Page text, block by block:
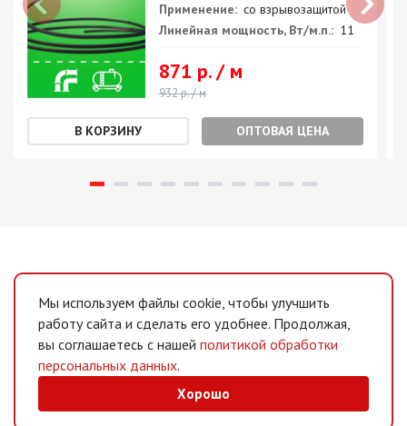
Применение: со взрывозащитой
Линейная мощность, Вт/м.п.: 11
871 р. / м
932 р. / м
ОПТОВАЯ ЦЕНА
Мы используем файлы cookie, чтобы улучшить
работу сайта и сделать его удобнее. Продолжая,
вы соглашаетесь с нашей политикой обработки
персональных данных.
Хорошо